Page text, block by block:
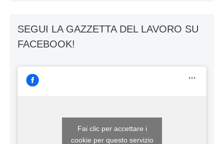
SEGUI LA GAZZETTA DEL LAVORO SU
FACEBOOK!
Fai clic per accettare i
cookie per questo servizio